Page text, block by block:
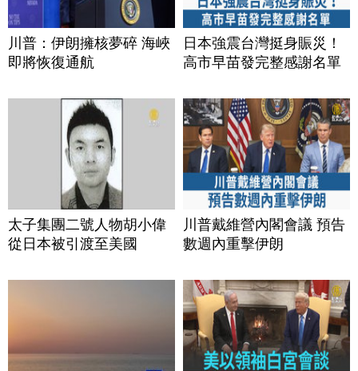
川普：伊朗擁核夢碎 海峽
即將恢復通航
日本強震台灣挺身賑災！
高市早苗發完整感謝名單
太子集團二號人物胡小偉
從日本被引渡至美國
川普戴維營內閣會議 預告
數週內重擊伊朗